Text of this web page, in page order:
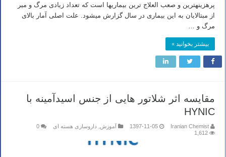
پرهزینه­ترین و صعب العلاج ترین بیماریها است که تعداد زیادی مرگ و میر
از مبتالایان به این بیماری در سال گزارش میشود. علت اصلی آمار بالای
مرگ و …
بیشتر بخوانید »
مقایسه اثر شلاتور هایی از جنس اسیدآمینه با
HYNIC
Iranian Chemist
1397-11-05 آموزش داروسازی هسته ای
0
1,612